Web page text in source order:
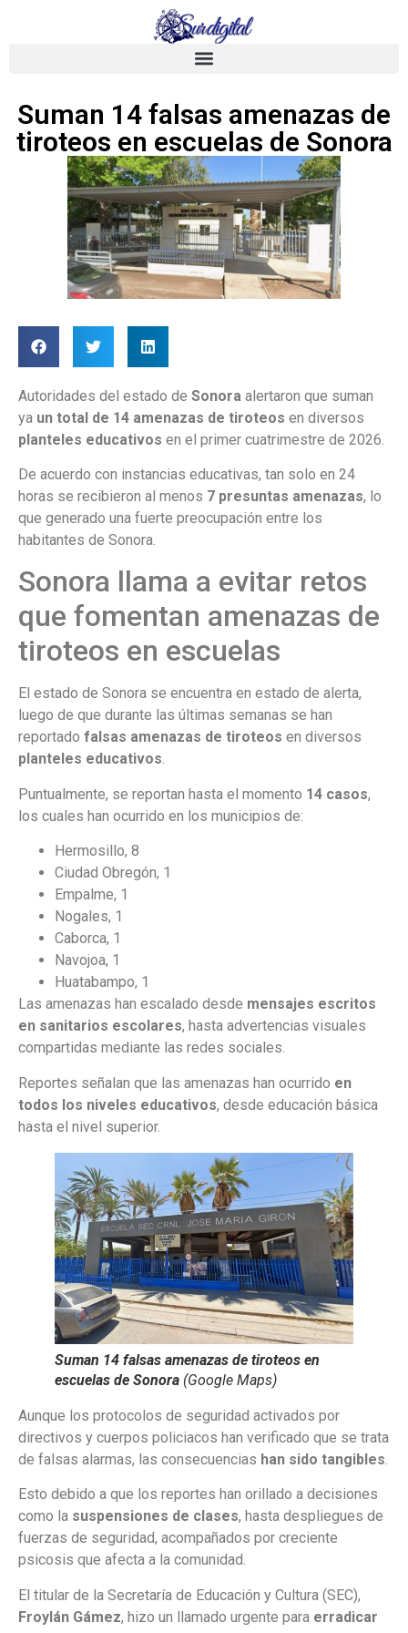
Suman 14 falsas amenazas de
tiroteos en escuelas de Sonora
Autoridades del estado de Sonora alertaron que suman
ya un total de 14 amenazas de tiroteos en diversos
planteles educativos en el primer cuatrimestre de 2026.
De acuerdo con instancias educativas, tan solo en 24
horas se recibieron al menos 7 presuntas amenazas, lo
que generado una fuerte preocupación entre los
habitantes de Sonora.
Sonora llama a evitar retos
que fomentan amenazas de
tiroteos en escuelas
El estado de Sonora se encuentra en estado de alerta,
luego de que durante las últimas semanas se han
reportado falsas amenazas de tiroteos en diversos
planteles educativos.
Puntualmente, se reportan hasta el momento 14 casos,
los cuales han ocurrido en los municipios de:
Hermosillo, 8
Ciudad Obregón, 1
Empalme, 1
Nogales, 1
Caborca, 1
Navojoa, 1
Huatabampo, 1
Las amenazas han escalado desde mensajes escritos
en sanitarios escolares, hasta advertencias visuales
compartidas mediante las redes sociales.
Reportes señalan que las amenazas han ocurrido en
todos los niveles educativos, desde educación básica
hasta el nivel superior.
Suman 14 falsas amenazas de tiroteos en
escuelas de Sonora (Google Maps)
Aunque los protocolos de seguridad activados por
directivos y cuerpos policiacos han verificado que se trata
de falsas alarmas, las consecuencias han sido tangibles
Esto debido a que los reportes han orillado a decisiones
como la suspensiones de clases, hasta despliegues de
fuerzas de seguridad, acompañados por creciente
psicosis que afecta a la comunidad.
El titular de la Secretaría de Educación y Cultura (SEC),
Froylán Gámez, hizo un llamado urgente para erradicar